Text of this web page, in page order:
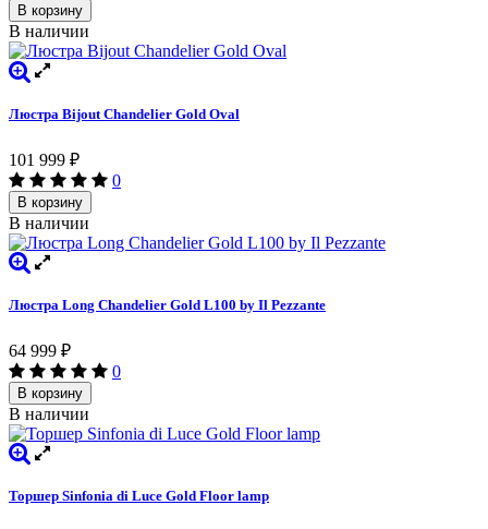
В корзину
В наличии
Люстра Bijout Chandelier Gold Oval
101 999 ₽
0
В корзину
В наличии
Люстра Long Chandelier Gold L100 by Il Pezzante
64 999 ₽
0
В корзину
В наличии
Торшер Sinfonia di Luce Gold Floor lamp